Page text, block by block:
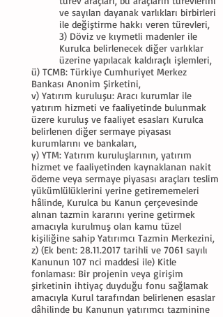
ve sayılan dayanak varlıkları birbirleri
ile değiştirme hakkı veren türevleri,
3) Döviz ve kıymetli madenler ile
Kurulca belirlenecek diğer varlıklar
üzerine yapılacak kaldıraçlı işlemleri,
ü) TCMB: Türkiye Cumhuriyet Merkez
Bankası Anonim Şirketini,
v) Yatırım kuruluşu: Aracı kurumlar ile
yatırım hizmeti ve faaliyetinde bulunmak
üzere kuruluş ve faaliyet esasları Kurulca
belirlenen diğer sermaye piyasası
kurumlarını ve bankaları,
y) YTM: Yatırım kuruluşlarının, yatırım
hizmet ve faaliyetinden kaynaklanan nakit
ödeme veya sermaye piyasası araçları teslim
yükümlülüklerini yerine getirememeleri
hâlinde, Kurulca bu Kanun çerçevesinde
alınan tazmin kararını yerine getirmek
amacıyla kurulmuş olan kamu tüzel
kişiliğine sahip Yatırımcı Tazmin Merkezini,
z) (Ek bent: 28.11.2017 tarihli ve 7061 sayılı
Kanunun 107 nci maddesi ile) Kitle
fonlaması: Bir projenin veya girişim
şirketinin ihtiyaç duyduğu fonu sağlamak
amacıyla Kurul tarafından belirlenen esaslar
dâhilinde bu Kanunun yatırımcı tazminine